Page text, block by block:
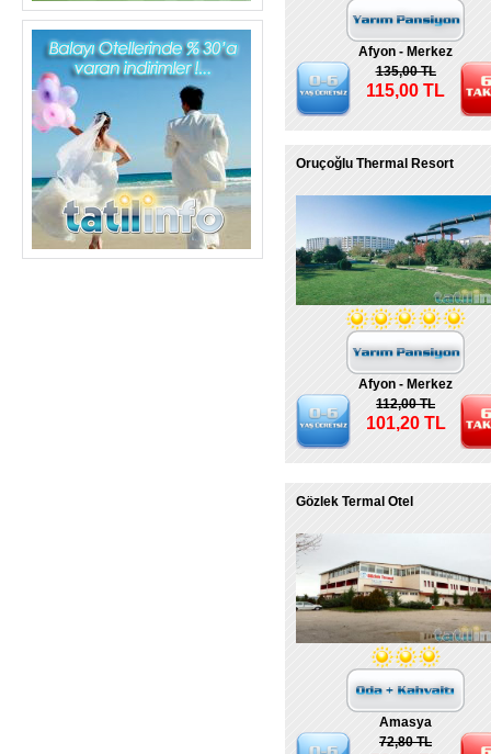
Afyon - Merkez
135,00 TL
115,00 TL
Oruçoğlu Thermal Resort
Afyon - Merkez
112,00 TL
101,20 TL
Gözlek Termal Otel
Amasya
72,80 TL